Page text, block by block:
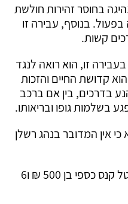
בחוסר זהירות חולשת
בנוסף, עבירה זו
קשות.
זו, הוא רואה לנגד
קדושת החיים והזכות
בדרכים, בין אם ברכב
בשלמות גופו ובריאותו.
אין המדובר בנהג רשלן
על כן, נקבע כי בגין עבירה זו, יוטל קנס כספי בן 500 ₪ ו6